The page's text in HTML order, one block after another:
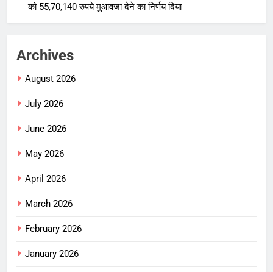
को 55,70,140 रुपये मुआवजा देने का निर्णय दिया
Archives
August 2026
July 2026
June 2026
May 2026
April 2026
March 2026
February 2026
January 2026